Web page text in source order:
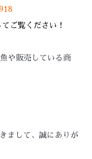
ご覧ください！
や販売している商
まして、誠にありが